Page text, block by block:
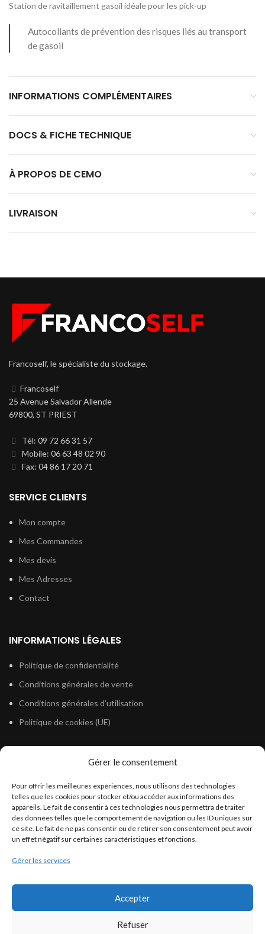
Gérer le consentement
Pour offrir les meilleures expériences, nous utilisons des technologies
telles que les cookies pour stocker et/ou accéder aux informations des
appareils. Le fait de consentir à ces technologies nous permettra de traiter
des données telles que le comportement de navigation ou les ID uniques sur
ce site. Le fait de ne pas consentir ou de retirer son consentement peut avoir
un effet négatif sur certaines caractéristiques et fonctions.
Gérer les services
Accepter
Refuser
Station de ravitaillement gasoil idéale pour les pick-up
Autocollants de prévention des risques liés au transport
de gasoil
INFORMATIONS COMPLÉMENTAIRES
DOCS & FICHE TECHNIQUE
À PROPOS DE CEMO
LIVRAISON
Francoself, le spécialiste du stockage.
Francoself
25 Avenue Salvador Allende
69800, ST PRIEST
Tél: 09 72 66 31 57
Mobile: 06 63 48 02 90
Fax: 04 86 17 20 71
SERVICE CLIENTS
Mon compte
Mes Commandes
Mes devis
Mes Adresses
Contact
INFORMATIONS LÉGALES
Politique de confidentialité
Conditions générales de vente
Conditions générales d’utilisation
Politique de cookies (UE)
Législation Gasoil Fioul GNR
Législation Essence
Législation Adblue
Législation Eau
Législation Lubrifiant
Législation Phytosanitaire